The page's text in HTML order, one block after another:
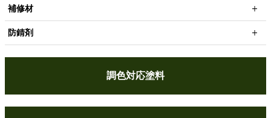
補修材
防錆剤
調色対応塗料